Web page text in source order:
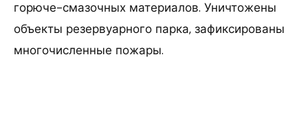
горюче-смазочных материалов. Уничтожены
объекты резервуарного парка, зафиксированы
многочисленные пожары.